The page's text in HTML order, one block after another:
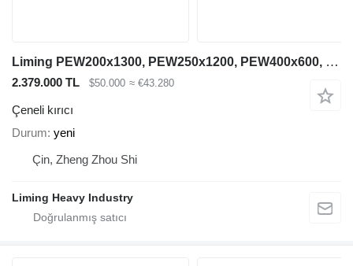
Liming PEW200x1300, PEW250x1200, PEW400x600, PEW760, PEW1100
2.379.000 TL $50.000 ≈ €43.280
Çeneli kırıcı
Durum yeni
Çin, Zheng Zhou Shi
Liming Heavy Industry